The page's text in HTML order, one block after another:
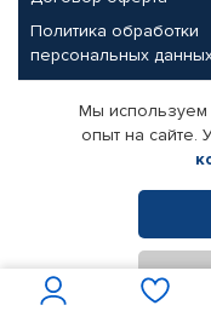
Политика обработки
персональных
Партнерам
Корпоративным
Поставщикам
© КАМАЗ ЦЕНТР ДОНЕЦК,
Интернет-магазин
Мы
опыт на сайте.